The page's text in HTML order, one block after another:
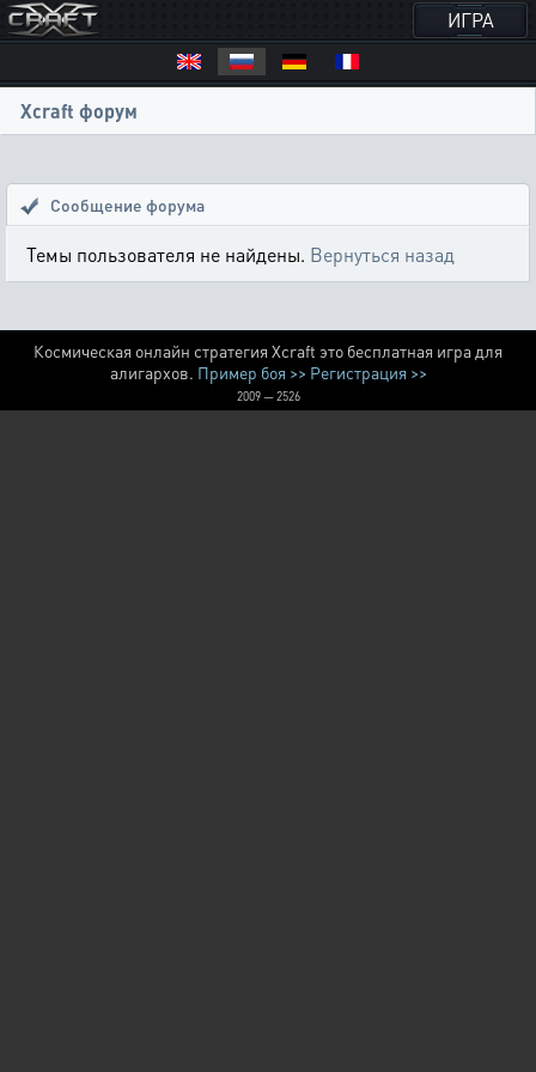
ИГРА
Xcraft форум
Сообщение форума
Темы пользователя не найдены. Вернуться назад
Космическая онлайн стратегия Xcraft это бесплатная игра для
алигархов. Пример боя >> Регистрация >>
2009 — 2526